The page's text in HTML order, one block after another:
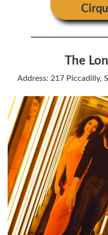
The
Address: 217 Piccadilly,